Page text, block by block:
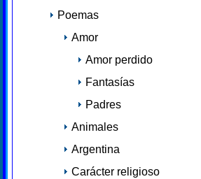
Poemas
Amor
Amor perdido
Fantasías
Padres
Animales
Argentina
Carácter religioso